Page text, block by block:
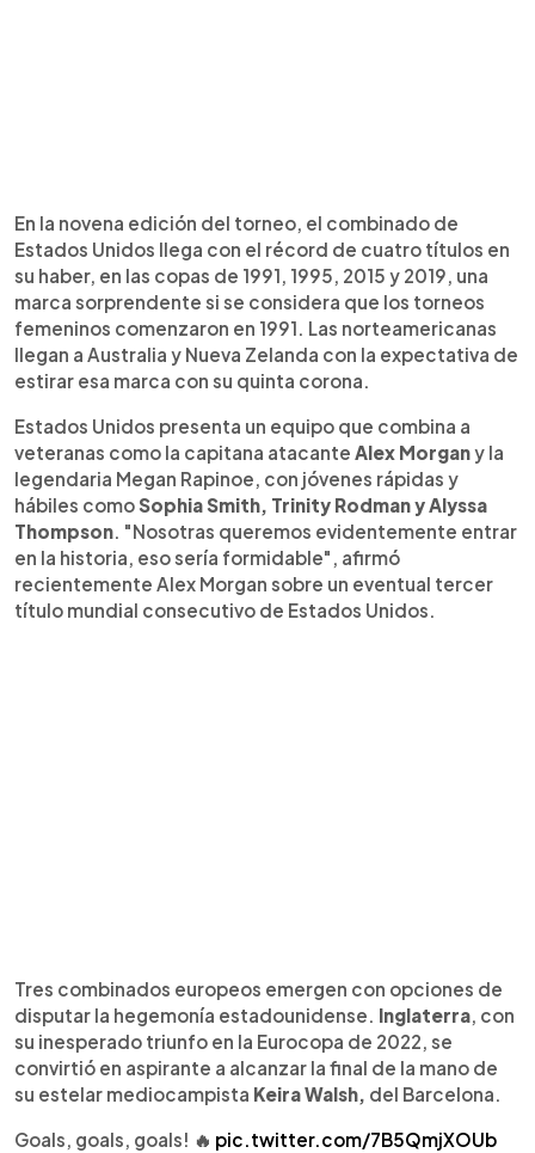
En la novena edición del torneo, el combinado de
Estados Unidos llega con el récord de cuatro títulos en
su haber, en las copas de 1991, 1995, 2015 y 2019, una
marca sorprendente si se considera que los torneos
femeninos comenzaron en 1991. Las norteamericanas
llegan a Australia y Nueva Zelanda con la expectativa de
estirar esa marca con su quinta corona.
Estados Unidos presenta un equipo que combina a
veteranas como la capitana atacante Alex Morgany la
legendaria Megan Rapinoe, con jóvenes rápidas y
hábiles comoSophia Smith, Trinity Rodman y Alyssa
Thompson . "Nosotras queremos evidentemente entrar
en la historia, eso sería formidable", afirmó
recientemente Alex Morgan sobre un eventual tercer
título mundial consecutivo de Estados Unidos.
Tres combinados europeos emergen con opciones de
disputar la hegemonía estadounidense. Inglaterra , con
su inesperado triunfo en la Eurocopa de 2022, se
convirtió en aspirante a alcanzar la final de la mano de
su estelar mediocampista Keira Walsh, del Barcelona.
Goals, goals, goals! 🔥 pic.twitter.com/7B5QmjXOUb